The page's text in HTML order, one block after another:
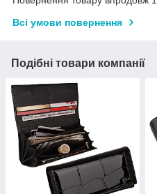
Всі умови повернення
Подібні товари компанії